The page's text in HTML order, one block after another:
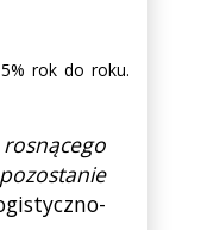
rok do roku.